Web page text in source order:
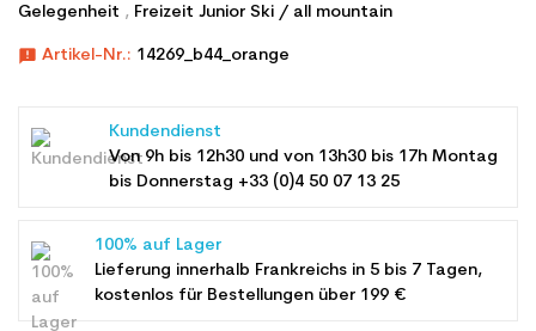
Gelegenheit , Freizeit Junior Ski / all mountain
announcement Artikel-Nr.: 14269_b44_orange
Kundendienst
Von 9h bis 12h30 und von 13h30 bis 17h Montag
bis Donnerstag +33 (0)4 50 07 13 25
100% auf Lager
Lieferung innerhalb Frankreichs in 5 bis 7 Tagen,
kostenlos für Bestellungen über 199 €